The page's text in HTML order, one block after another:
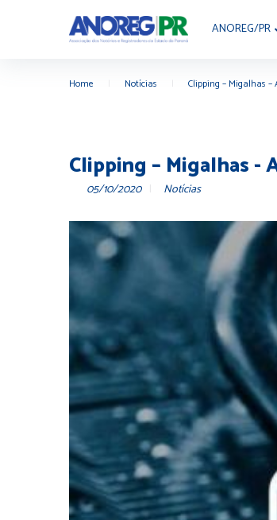
ANOREG/PR
Home Notícias Clipping – Migalhas
Clipping – Migalhas -
05/10/2020 Notícias